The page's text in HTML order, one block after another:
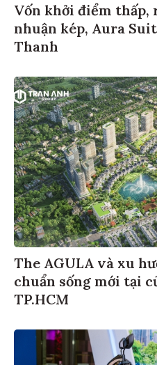
Vốn khởi điểm thấp,
nhuận kép, Aura
Thanh
The AGULA và xu
chuẩn sống mới tại
TP.HCM